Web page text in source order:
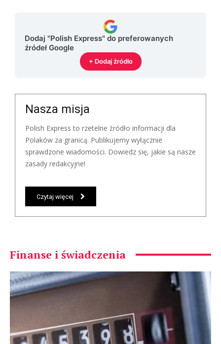
Dodaj "Polish Express" do preferowanych
źródeł Google
+ Dodaj źródło
Nasza misja
Polish Express to rzetelne źródło informacji dla
Polaków za granicą. Publikujemy wyłącznie
sprawdzone wiadomości. Dowiedz się, jakie są nasze
zasady redakcyjne!
Czytaj więcej
Finanse i świadczenia